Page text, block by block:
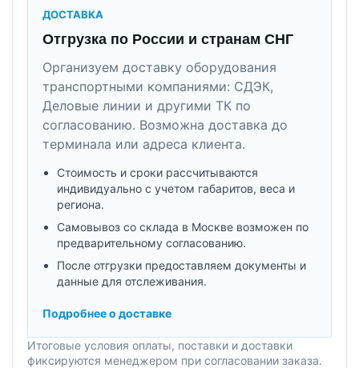
ДОСТАВКА
Отгрузка по России и странам СНГ
Организуем доставку оборудования
транспортными компаниями: СДЭК,
Деловые линии и другими ТК по
согласованию. Возможна доставка до
терминала или адреса клиента.
Стоимость и сроки рассчитываются
индивидуально с учетом габаритов, веса и
региона.
Самовывоз со склада в Москве возможен по
предварительному согласованию.
После отгрузки предоставляем документы и
данные для отслеживания.
Подробнее о доставке
Итоговые условия оплаты, поставки и доставки
фиксируются менеджером при согласовании заказа.